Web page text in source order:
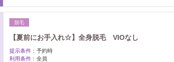
脱毛
【夏前にお手入れ☆】全身脱毛 VIOなし
提示条件： 予約時
利用条件： 全員